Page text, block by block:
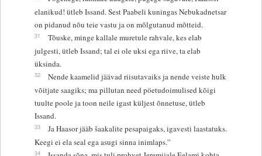
elanikud! ütleb Issand. Sest Paabeli kuningas Nebukadnetsar
on pidanud nõu teie vastu ja on mõlgutanud mõtteid.
31
Tõuske, minge kallale muretule rahvale, kes elab
julgesti, ütleb Issand; tal ei ole uksi ega riive, ta elab
üksinda.
32
Nende kaamelid jäävad riisutavaiks ja nende veiste hulk
võitjate saagiks; ma pillutan need pöetudoimulised kõigi
tuulte poole ja toon neile igast küljest õnnetuse, ütleb
Issand.
33
Ja Haasor jääb šaakalite pesapaigaks, igavesti laastatuks.
Keegi ei ela seal ega asugi sinna inimlaps.”
34